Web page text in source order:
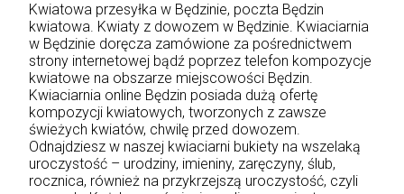
Kwiatowa przesyłka w Będzinie, poczta Będzin
kwiatowa. Kwiaty z dowozem w Będzinie. Kwiaciarnia
w Będzinie doręcza zamówione za pośrednictwem
strony internetowej bądź poprzez telefon kompozycje
kwiatowe na obszarze miejscowości Będzin.
Kwiaciarnia online Będzin posiada dużą ofertę
kompozycji kwiatowych, tworzonych z zawsze
świeżych kwiatów, chwilę przed dowozem.
Odnajdziesz w naszej kwiaciarni bukiety na wszelaką
uroczystość – urodziny, imieniny, zaręczyny, ślub,
rocznica, również na przykrzejszą uroczystość, czyli